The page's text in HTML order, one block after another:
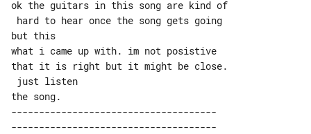
ok the guitars in this song are kind of
but this
what i came up with. im not posistive
that it is right but it might be close.
-------------------------------------
-------------------------------------